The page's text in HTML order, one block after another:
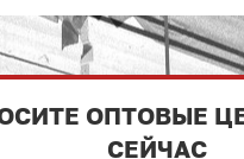
ОПТОВЫЕ
СЕЙЧАС